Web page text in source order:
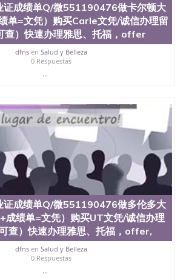
证成绩单Q/微551190476做卡尔顿大
单=文凭）购买Carle文凭/诚信办理留
查）快速办理雅思、托福，offer
dfnsen Salud y Belleza
0 Respuestas
...
证成绩单Q/微551190476做多伦多大
成绩单=文凭）购买UT文凭/诚信办理
查）快速办理雅思、托福，offer,
dfnsen Salud y Belleza
0 Respuestas
...